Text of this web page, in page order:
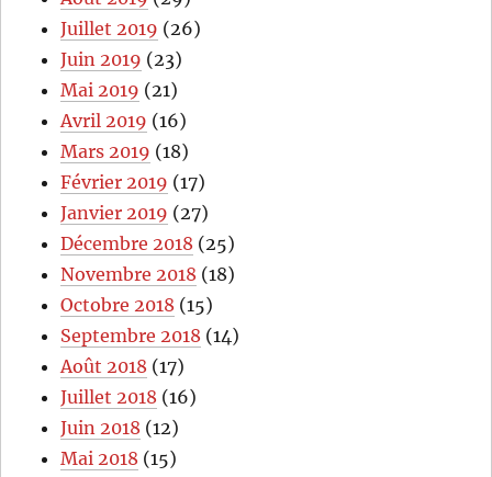
Juillet 2019 (26)
Juin 2019 (23)
Mai 2019 (21)
Avril 2019 (16)
Mars 2019 (18)
Février 2019 (17)
Janvier 2019 (27)
Décembre 2018 (25)
Novembre 2018 (18)
Octobre 2018 (15)
Septembre 2018 (14)
Août 2018 (17)
Juillet 2018 (16)
Juin 2018 (12)
Mai 2018 (15)